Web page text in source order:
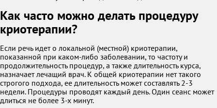
Как часто можно делать процедуру
криотерапии?
Если речь идет о локальной (местной) криотерапии,
показанной при каком-либо заболевании, то частоту и
продолжительность процедур, а также длительность курса,
назначает лечащий врач. К общей криотерапии нет такого
строгого подхода, ее длительность может составлять 2-3
недели. Процедуры проводят каждый день. Один сеанс может
длиться не более 3-х минут.